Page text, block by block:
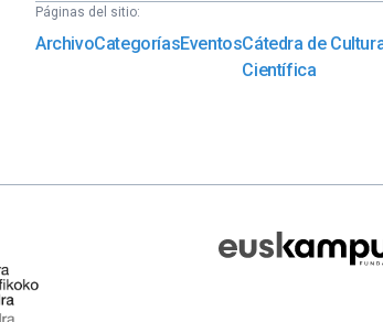
Páginas del sitio:
ArchivoCategoríasEventosCátedra de
Científica
Fundazioa